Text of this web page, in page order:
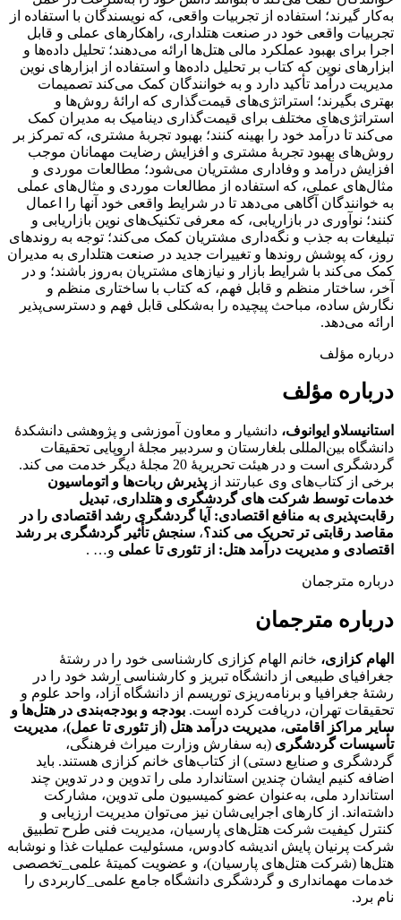
به‌کار گیرند؛ استفاده از تجربیات واقعی، که نویسندگان با استفاده از
تجربیات واقعی خود در صنعت هتلداری، راهکارهای عملی و قابل
اجرا برای بهبود عملکرد مالی هتل‌ها ارائه می‌دهند؛ تحلیل داده‌ها و
ابزارهای نوین که کتاب بر تحلیل داده‌ها و استفاده از ابزارهای نوین
مدیریت درآمد تأکید دارد و به خوانندگان کمک می‌کند تصمیمات
بهتری بگیرند؛ استراتژی‌های قیمت‌گذاری که ارائۀ روش‌ها و
استراتژی‌های مختلف برای قیمت‌گذاری دینامیک به مدیران کمک
می‌کند تا درآمد خود را بهینه کنند؛ بهبود تجربۀ مشتری، که تمرکز بر
روش‌های بهبود تجربۀ مشتری و افزایش رضایت مهمانان موجب
افزایش درآمد و وفاداری مشتریان می‌شود؛ مطالعات موردی و
مثال‌های عملی، که استفاده از مطالعات موردی و مثال‌های عملی
به خوانندگان آگاهی می‌دهد تا در شرایط واقعی خود آنها را اعمال
کنند؛ نوآوری در بازاریابی، که معرفی تکنیک‌های نوین بازاریابی و
تبلیغات به جذب و نگه‌داری مشتریان کمک می‌کند؛ توجه به روندهای
روز، که پوشش روندها و تغییرات جدید در صنعت هتلداری به مدیران
کمک می‌کند با شرایط بازار و نیازهای مشتریان به‌روز باشند؛ و در
آخر، ساختار منظم و قابل فهم، که کتاب با ساختاری منظم و
نگارش ساده، مباحث پیچیده را به‌شکلی قابل فهم و دسترسی‌پذیر
ارائه می‌دهد.
درباره مؤلف
درباره مؤلف
استانیسلاو ایوانوف، دانشیار و معاون آموزشی و پژوهشی دانشکدۀ
دانشگاه بین‌المللی بلغارستان و سردبیر مجلۀ اروپایی تحقیقات
گردشگری است و در هیئت تحریریۀ 20 مجلۀ دیگر خدمت می کند.
برخی از کتاب‌های وی عبارتند از پذیرش ربات‌ها و اتوماسیون
خدمات توسط شرکت های گردشگری و هتلداری،تبدیل
رقابت‌پذیری به منافع اقتصادی: آیا گردشگری رشد اقتصادی را در
مقاصد رقابتی تر تحریک می کند؟، سنجش تأثیر گردشگری بر رشد
اقتصادی و مدیریت درآمد هتل: از تئوری تا عملی و… .
درباره مترجمان
درباره مترجمان
الهام کزازی، خانم الهام کزازی کارشناسی خود را در رشتۀ
جغرافیای طبیعی از دانشگاه تبریز و کارشناسی ارشد خود را در
رشتۀ جغرافیا و برنامه‌ریزی توریسم از دانشگاه آزاد، واحد علوم و
تحقیقات تهران، دریافت کرده است. بودجه و بودجه‌بندی در هتل‌ها و
سایر مراکز اقامتی، مدیریت درآمد هتل (از تئوری تا عمل)، مدیریت
تأسیسات گردشگری (به سفارش وزارت میراث فرهنگی،
گردشگری و صنایع دستی) از کتاب‌های خانم کزازی هستند. باید
اضافه کنیم ایشان چندین استاندارد ملی را تدوین و در تدوین چند
استاندارد ملی، به‌عنوان عضو کمیسیون ملی تدوین، مشارکت
داشته‌اند. از کارهای اجرایی‌شان نیز می‌توان مدیریت ارزیابی و
کنترل کیفیت شرکت هتل‌های پارسیان، مدیریت فنی طرح تطبیق
شرکت پرنیان پایش اندیشه کادوس، مسئولیت عملیات غذا و نوشابه
هتل‌ها (شرکت هتل‌های پارسیان)، و عضویت کمیتۀ علمی_تخصصی
خدمات مهمانداری و گردشگری دانشگاه جامع علمی_کاربردی را
نام برد.